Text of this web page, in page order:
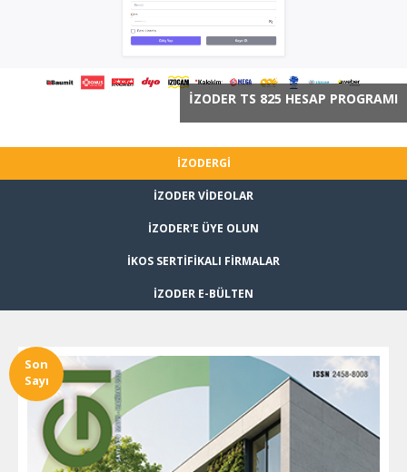
İZODER TS 825 HESAP PROGRAMI
İZODERGİ
İZODER VİDEOLAR
İZODER'E ÜYE OLUN
İKOS SERTİFİKALI FİRMALAR
İZODER E-BÜLTEN
Son
Sayı